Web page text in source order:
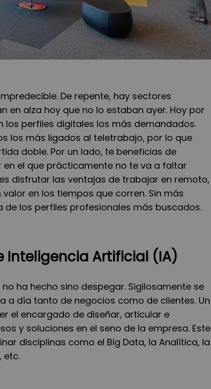
De repente, hay sectores
en alza hoy que no lo estaban ayer. Hoy por
los perfiles digitales los más demandados.
los más ligados al teletrabajo, por lo que
doble. Por un lado, te beneficias de
en el que prácticamente no te va a faltar
disfrutar las ventajas de trabajar en remoto,
en los tiempos que corren. Sin más
de los perfiles profesionales más buscados.
Inteligencia Artificial (IA)
ha hecho sino despegar. Sigilosamente se
a día tanto de negocios como de clientes. Un
el encargado de diseñar, articular e
y soluciones en el seno de la empresa. Este
disciplinas como el Big Data, la Analítica, la
etc.